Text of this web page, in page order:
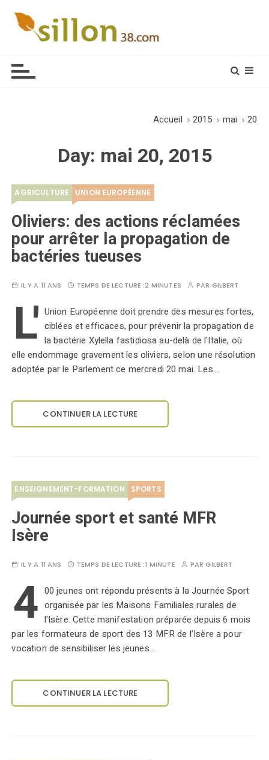
Accueil 2015 mai 20
Day: mai 20, 2015
AGRICULTURE UNION EUROPÉENNE
Oliviers: des actions réclamées
pour arrêter la propagation de
bactéries tueuses
IL Y A 11 ANS TEMPS DE LECTURE :2 MINUTES PAR GILBERT
L' Union Européenne doit prendre des mesures fortes,
ciblées et efficaces, pour prévenir la propagation de
la bactérie Xylella fastidiosa au-delà de l'Italie, où
elle endommage gravement les oliviers, selon une résolution
adoptée par le Parlement ce mercredi 20 mai. Les…
CONTINUER LA LECTURE
ENSEIGNEMENT-FORMATION SPORTS
Journée sport et santé MFR
Isère
IL Y A 11 ANS TEMPS DE LECTURE :1 MINUTE PARGILBERT
4 00 jeunes ont répondu présents à la Journée Sport
organisée par les Maisons Familiales rurales de
l'Isère. Cette manifestation préparée depuis 6 mois
par les formateurs de sport des 13 MFR de l’Isère a pour
vocation de sensibiliser les jeunes…
CONTINUER LA LECTURE